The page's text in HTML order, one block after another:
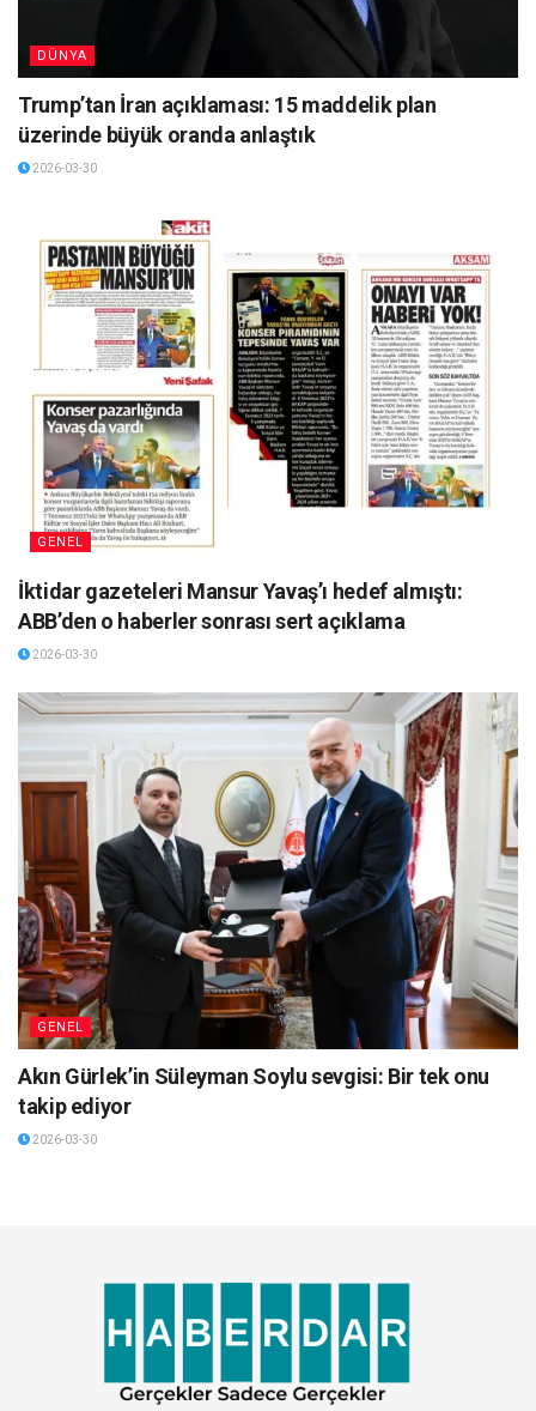
DÜNYA
Trump’tan İran açıklaması: 15 maddelik plan
üzerinde büyük oranda anlaştık
2026-03-30
GENEL
İktidar gazeteleri Mansur Yavaş’ı hedef almıştı:
ABB’den o haberler sonrası sert açıklama
2026-03-30
GENEL
Akın Gürlek’in Süleyman Soylu sevgisi: Bir tek onu
takip ediyor
2026-03-30